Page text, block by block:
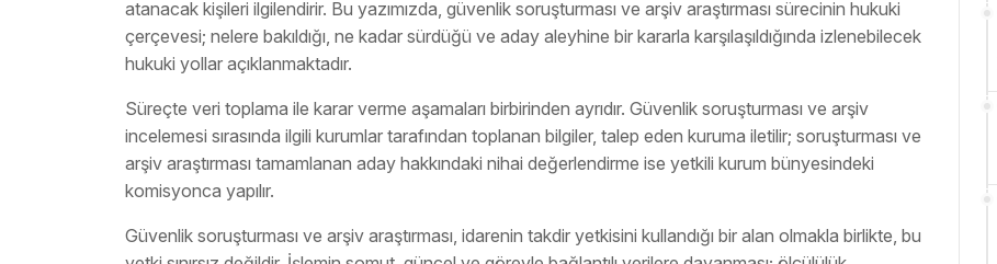
atanacak kişileri ilgilendirir. Bu yazımızda, güvenlik soruşturması ve arşiv araştırması sürecinin hukuki
çerçevesi; nelere bakıldığı, ne kadar sürdüğü ve aday aleyhine bir kararla karşılaşıldığında izlenebilecek
hukuki yollar açıklanmaktadır.
Süreçte veri toplama ile karar verme aşamaları birbirinden ayrıdır. Güvenlik soruşturması ve arşiv
incelemesi sırasında ilgili kurumlar tarafından toplanan bilgiler, talep eden kuruma iletilir; soruşturması ve
arşiv araştırması tamamlanan aday hakkındaki nihai değerlendirme ise yetkili kurum bünyesindeki
komisyonca yapılır.
Güvenlik soruşturması ve arşiv araştırması, idarenin takdir yetkisini kullandığı bir alan olmakla birlikte, bu